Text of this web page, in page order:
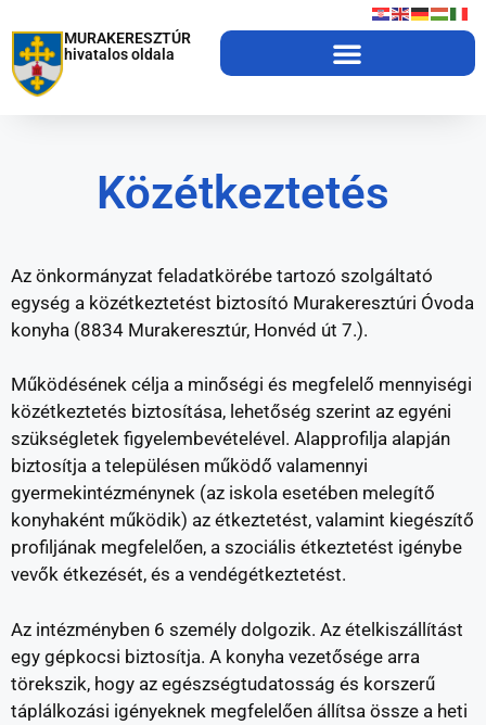
MURAKERESZTÚR
hivatalos oldala
Közétkeztetés
Az önkormányzat feladatkörébe tartozó szolgáltató
egység a közétkeztetést biztosító Murakeresztúri Óvoda
konyha (8834 Murakeresztúr, Honvéd út 7.).
Működésének célja a minőségi és megfelelő mennyiségi
közétkeztetés biztosítása, lehetőség szerint az egyéni
szükségletek figyelembevételével. Alapprofilja alapján
biztosítja a településen működő valamennyi
gyermekintézménynek (az iskola esetében melegítő
konyhaként működik) az étkeztetést, valamint kiegészítő
profiljának megfelelően, a szociális étkeztetést igénybe
vevők étkezését, és a vendégétkeztetést.
Az intézményben 6 személy dolgozik. Az ételkiszállítást
egy gépkocsi biztosítja. A konyha vezetősége arra
törekszik, hogy az egészségtudatosság és korszerű
táplálkozási igényeknek megfelelően állítsa össze a heti